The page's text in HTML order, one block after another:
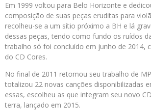
Em 1999 voltou para Belo Horizonte e
composição de suas peças eruditas para
recolheu-se a um sítio próximo a BH e lá
dessas peças, tendo como fundo os ruídos
trabalho só foi concluído em junho de 2014,
do CD Cores.
No final de 2011 retomou seu trabalho de
totalizou 22 novas canções disponibilizadas
essas, escolheu as que integram seu novo
terra, lançado em 2015.